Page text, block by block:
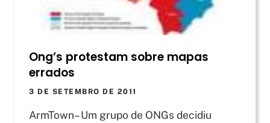
Ong’s protestam sobre mapas
errados
3 DE SETEMBRO DE 2011
ArmTown– Um grupo de ONGs decidiu